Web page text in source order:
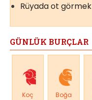
Rüyada ot görmek
GÜNLÜK BURÇLAR
Koç Boğa